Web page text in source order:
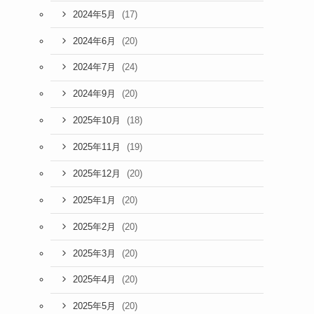
2024年5月 (17)
2024年6月 (20)
2024年7月 (24)
2024年9月 (20)
2025年10月 (18)
2025年11月 (19)
2025年12月 (20)
2025年1月 (20)
2025年2月 (20)
2025年3月 (20)
2025年4月 (20)
2025年5月 (20)